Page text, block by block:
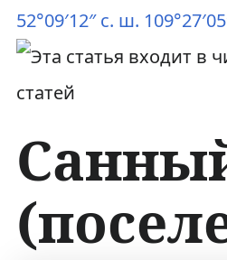
52°09′12″ с. ш.